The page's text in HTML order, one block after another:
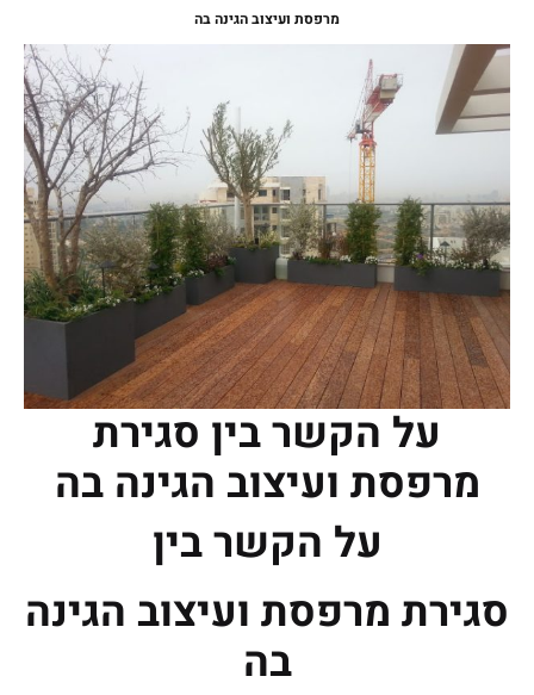
מרפסת ועיצוב הגינה בה
על הקשר בין סגירת
מרפסת ועיצוב הגינה בה
על הקשר בין
סגירת מרפסת ועיצוב הגינה
בה